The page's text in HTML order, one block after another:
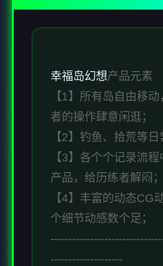
幸福岛幻想产品元素
【1】所有岛自由移
者的操作肆意闲逛；
【2】钓鱼、拾荒等日
【3】各个个记录流
产品，给历练者解闷；
【4】丰富的动态CG
个细节动感数个足；
--------------------